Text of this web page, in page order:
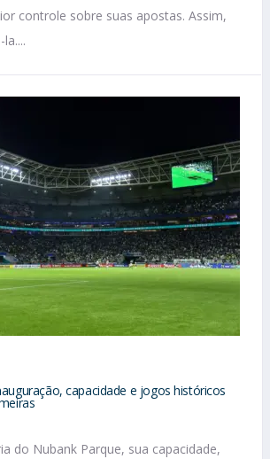
controle sobre suas apostas. Assim,
capacidade e jogos históricos
do Nubank Parque, sua capacidade,